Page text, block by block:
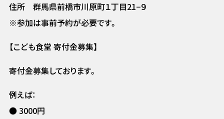
住所 群馬県前橋市川原町１丁目21−９
※参加は事前予約が必要です。
【こども食堂 寄付金募集】
寄付金募集しております。
例えば：
● 3000円